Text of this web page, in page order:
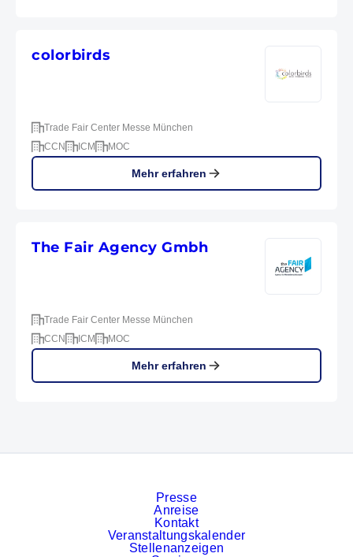
colorbirds
Trade Fair Center Messe München
CCN
ICM MOC
Mehr erfahren
The Fair Agency Gmbh
Trade Fair Center Messe München
CCN
ICM MOC
Mehr erfahren
Presse
Anreise
Kontakt
Veranstaltungskalender
Stellenanzeigen